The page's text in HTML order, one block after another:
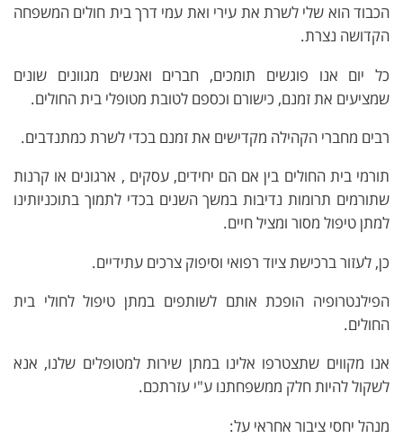
הכבוד הוא שלי לשרת את עירי ואת עמי דרך בית חולים המשפחה
הקדושה נצרת.
כל יום אנו פוגשים תומכים, חברים ואנשים מגוונים שונים
שמציעים את זמנם, כישורם וכספם לטובת מטופלי בית החולים.
רבים מחברי הקהילה מקדישים את זמנם בכדי לשרת כמתנדבים.
תורמי בית החולים בין אם הם יחידים, עסקים , ארגונים או קרנות
שתורמים תרומות נדיבות במשך השנים בכדי לתמוך בתוכניותינו
למתן טיפול מסור ומציל חיים.
כן, לעזור ברכישת ציוד רפואי וסיפוק צרכים עתידיים.
הפילנטרופיה הופכת אותם לשותפים במתן טיפול לחולי בית
החולים.
אנו מקווים שתצטרפו אלינו במתן שירות למטופלים שלנו, אנא
לשקול להיות חלק ממשפחתנו ע"י עזרתכם.
מנהל יחסי ציבור אחראי על: